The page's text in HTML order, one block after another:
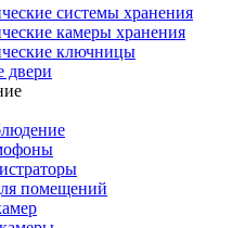
системы хранения
камеры хранения
ключницы
двери
помещений